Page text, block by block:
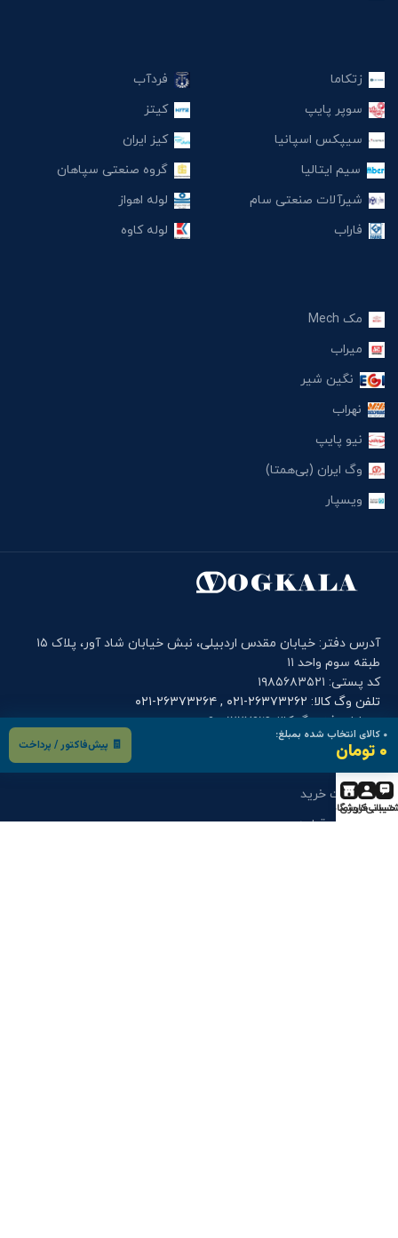
۰ کالای انتخاب شده بمبلغ:
۰ تومان 🧾 پیش‌فاکتور / پرداخت
زتکاما
سوپر پایپ
سیپکس اسپانیا
سیم ایتالیا
شیرآلات صنعتی سام
فاراب
فردآب
کیتز
کیز ایران
گروه صنعتی سپاهان
لوله اهواز
لوله کاوه
مک Mech
میراب
نگین شیر
نهراب
نیو پایپ
وگ ایران (بی‌همتا)
ویسپار
آدرس دفتر: خیابان مقدس اردبیلی، نبش خیابان شاد آور، پلاک ۱۵
طبقه سوم واحد ۱۱
کد پستی: ۱۹۸۵۶۸۳۵۲۱
تلفن وگ کالا: ۲۶۳۷۳۲۶۲-۰۲۱ , ۲۶۳۷۳۲۶۴-۰۲۱
موبایل دفتر وگ کالا: ۰۹۰۰۱۲۲۷۹۱۴
فرم های کاربری
درخواست خرید
درخواست قطعه
حساب کاربری
فروشگاه